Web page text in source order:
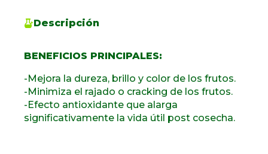
Descripción
BENEFICIOS PRINCIPALES:
-Mejora la dureza, brillo y color de los frutos.
-Minimiza el rajado o cracking de los frutos.
-Efecto antioxidante que alarga
significativamente la vida útil post cosecha.